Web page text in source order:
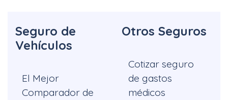
Seguro de
Vehículos
El Mejor
Comparador de
Otros Seguros
Cotizar seguro
de gastos
médicos